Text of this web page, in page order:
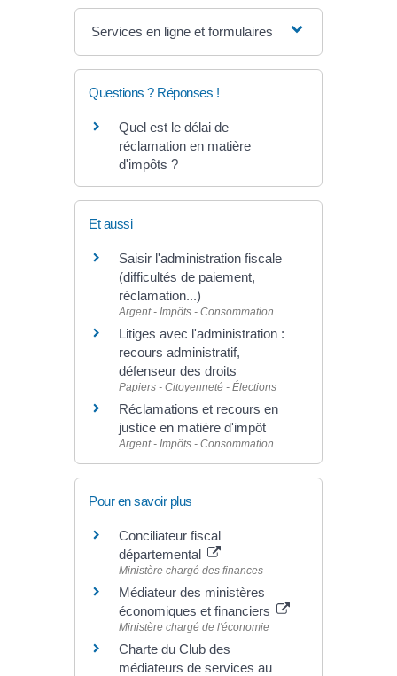
Services en ligne et formulaires
Questions ? Réponses !
Quel est le délai de
réclamation en matière
d'impôts ?
Et aussi
Saisir l'administration fiscale
(difficultés de paiement,
réclamation...)
Argent - Impôts - Consommation
Litiges avec l'administration :
recours administratif,
défenseur des droits
Papiers - Citoyenneté - Élections
Réclamations et recours en
justice en matière d'impôt
Argent - Impôts - Consommation
Pour en savoir plus
Conciliateur fiscal
départemental
Ministère chargé des finances
Médiateur des ministères
économiques et financiers
Ministère chargé de l'économie
Charte du Club des
médiateurs de services au